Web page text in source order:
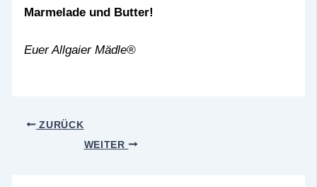
Marmelade und Butter!
Euer Allgaier Mädle®
ZURÜCK
WEITER